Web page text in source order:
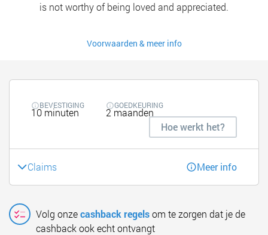
is not worthy of being loved and appreciated.
Voorwaarden & meer info
BEVESTIGING
10 minuten
GOEDKEURING
2 maanden
Hoe werkt het?
Claims Meer info
Volg onzecashback regelsom te zorgen dat je de
cashback ook echt ontvangt